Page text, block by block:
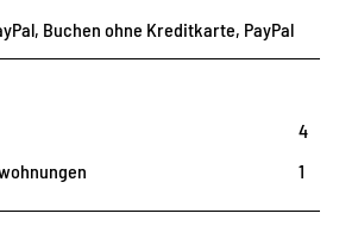
Buchen ohne Kreditkarte, PayPal
4
1